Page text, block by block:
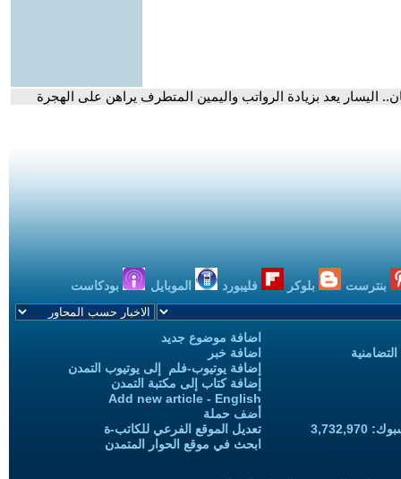
اليسار يعد بزيادة الرواتب واليمين المتطرف يراهن على الهجرة
بنترست بلوكر فليبورد الموبايل بودكاست
اضافة موضوع جديد
اضافة خبر
إضافة يوتيوب-فلم إلى يوتيوب التمدن
إضافة كتاب إلى مكتبة التمدن
Add new article - English
أضف حملة
تعديل الموقع الفرعي للكاتب-ة
ابحث في موقع الحوار المتمدن